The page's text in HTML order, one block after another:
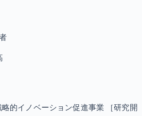
的イノベーション促進事業 ［研究開